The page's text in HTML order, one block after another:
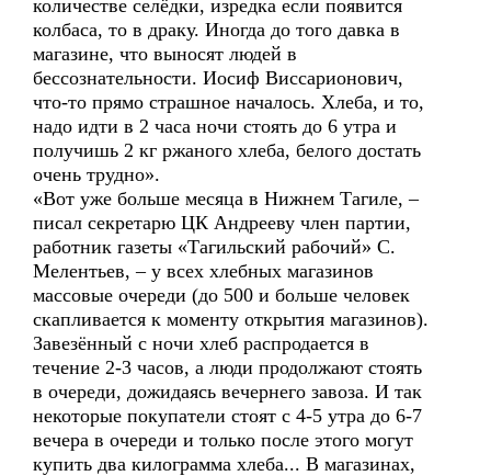
количестве селёдки, изредка если появится
колбаса, то в драку. Иногда до того давка в
магазине, что выносят людей в
бессознательности. Иосиф Виссарионович,
что-то прямо страшное началось. Хлеба, и то,
надо идти в 2 часа ночи стоять до 6 утра и
получишь 2 кг ржаного хлеба, белого достать
очень трудно».
«Вот уже больше месяца в Нижнем Тагиле, –
писал секретарю ЦК Андрееву член партии,
работник газеты «Тагильский рабочий» С.
Мелентьев, – у всех хлебных магазинов
массовые очереди (до 500 и больше человек
скапливается к моменту открытия магазинов).
Завезённый с ночи хлеб распродается в
течение 2-3 часов, а люди продолжают стоять
в очереди, дожидаясь вечернего завоза. И так
некоторые покупатели стоят с 4-5 утра до 6-7
вечера в очереди и только после этого могут
купить два килограмма хлеба... В магазинах,